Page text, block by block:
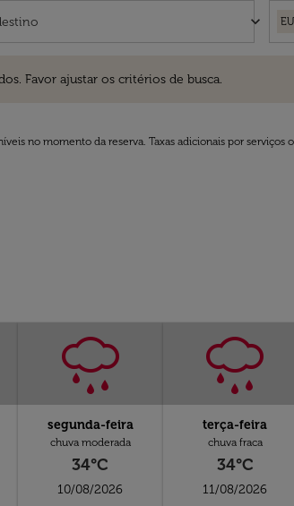
keyboard_arrow_down
Favor ajustar os critérios de busca.
no momento da reserva. Taxas adicionais por serviços
segunda-feira
chuva moderada
34°C
10/08/2026
terça-feira
chuva fraca
34°C
11/08/2026